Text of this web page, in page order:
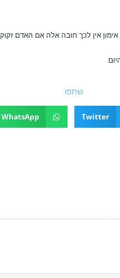
אין לכך חובה אלה אם האדם
שתפו:
Twitter
WhatsApp